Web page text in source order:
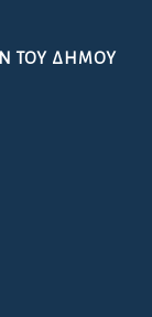
ΤΟΥ ΔΉΜΟΥ